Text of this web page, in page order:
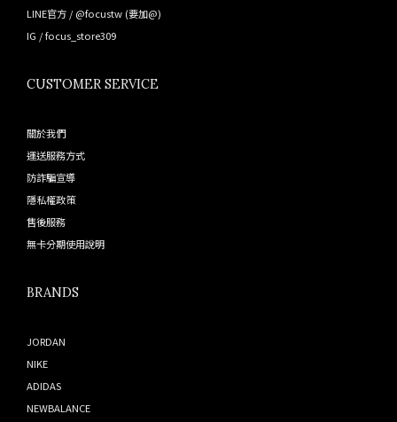
LINE官方 / @focustw (要加@)
IG /focus_store309
CUSTOMER SERVICE
關於我們
運送服務方式
防詐騙宣導
隱私權政策
售後服務
無卡分期使用說明
BRANDS
JORDAN
NIKE
ADIDAS
NEWBALANCE